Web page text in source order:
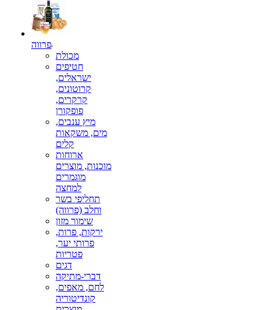
פרווה
מכולת
חטיפים
ישראלים,
קרוטונים,
קרקרים,
פופקורן
מיץ ענבים,
מים, משקאות
קלים
ארוחות
מוכנות, מוצרים
מוגמרים
למחצה
תחליפי בשר
וחלב (פרווה)
שימור מזון
ירקות, פרות,
פרותי יער,
פטריות
דגים
דברי-מתיקה
לחם, מאפים,
קונדיטוריה